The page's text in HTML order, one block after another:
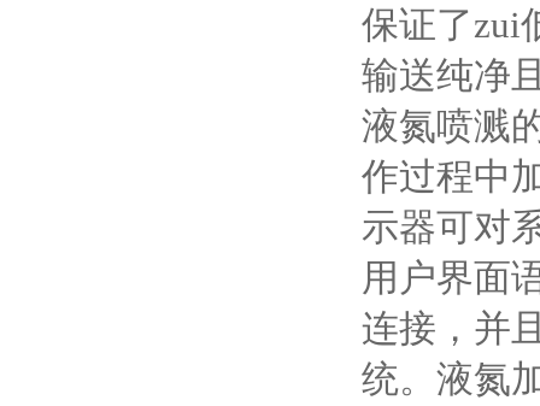
保证了zui
输送纯净
液氮喷溅
作过程中
示器可对
用户界面
连接，并
统。液氮